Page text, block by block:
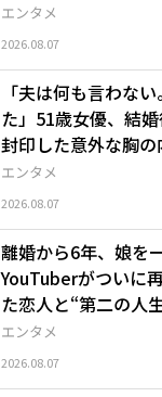
エンタメ
2026.08.07
エンタメ
「夫は何も言わな
た」51歳女優、結
封印した意外な胸の
2026.08.07
エンタメ
離婚から6年、娘を
YouTuberがついに
た恋人と“第二の人
2026.08.07